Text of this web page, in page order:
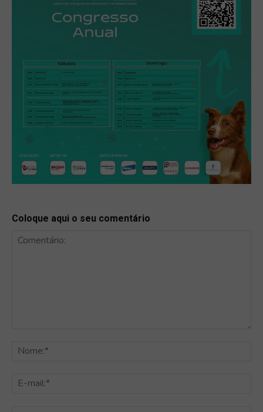
Coloque aqui o seu comentário